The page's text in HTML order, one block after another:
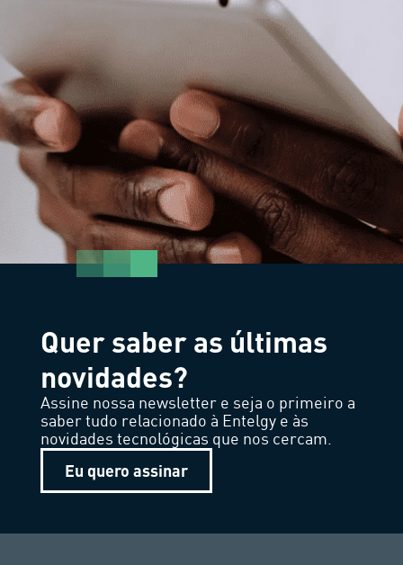
Quer saber as últimas
novidades?
Assine nossa newsletter e seja o primeiro a
saber tudo relacionado à Entelgy e às
novidades tecnológicas que nos cercam.
Eu quero assinar